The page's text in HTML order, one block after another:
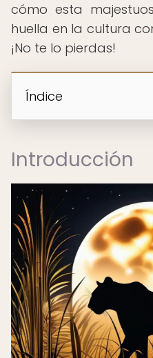
cómo esta
huella en la cultura
¡No te lo pierdas!
Índice
Introducción